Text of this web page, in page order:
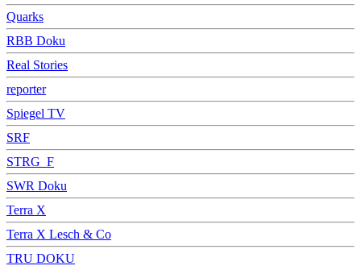
Quarks
RBB Doku
Real Stories
reporter
Spiegel TV
SRF
STRG_F
SWR Doku
Terra X
Terra X Lesch & Co
TRU DOKU